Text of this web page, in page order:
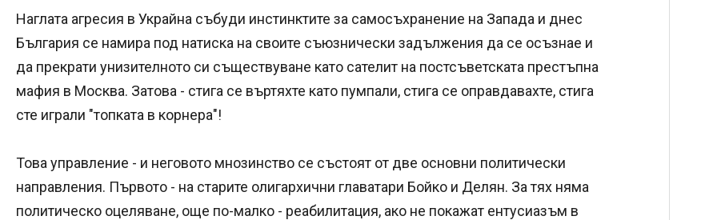
Наглата агресия в Украйна събуди инстинктите за самосъхранение на Запада и днес
България се намира под натиска на своите съюзнически задължения да се осъзнае и
да прекрати унизителното си съществуване като сателит на постсъветската престъпна
мафия в Москва. Затова - стига се въртяхте като пумпали, стига се оправдавахте, стига
сте играли "топката в корнера"!
Това управление - и неговото мнозинство се състоят от две основни политически
направления. Първото - на старите олигархични главатари Бойко и Делян. За тях няма
политическо оцеляване, още по-малко - реабилитация, ако не покажат ентусиазъм в